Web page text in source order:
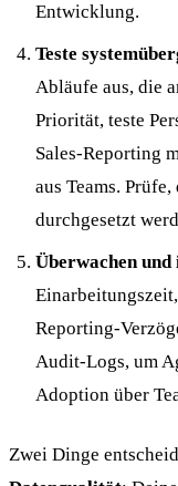
Entwicklung.
Teste
Abläufe aus, die
Priorität, teste
Sales-Reporting
aus Teams.
durchgesetzt
Überwachen
Reporting-
Audit-Logs, um
Adoption über
Zwei Dinge